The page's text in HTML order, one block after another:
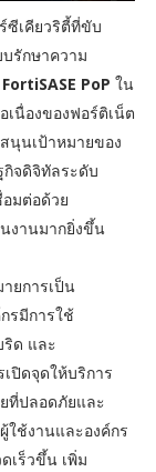
ซีเคียวริตี้ที่ขับ
รักษาความ
FortiSASE PoP ใน
เนื่องของฟอร์ติเน็ต
นุนเป้าหมายของ
กิจดิจิทัลระดับ
มต่อด้วย
งานมากยิ่งขึ้น
ยการเป็น
รมีการใช้
ด และ
ปิดจุดให้บริการ
ที่ปลอดภัยและ
ใช้งานและองค์กร
เร็วขึ้น เพิ่ม